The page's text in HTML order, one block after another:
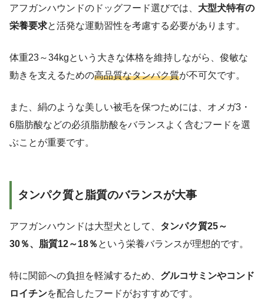
アフガンハウンドのドッグフード選びでは、 大型犬特有の
栄養要求と活発な運動習性を考慮する必要があります。
体重23～34kgという大きな体格を維持しながら、俊敏な
動きを支えるための高品質なタンパク質が不可欠です。
また、絹のような美しい被毛を保つためには、オメガ3・
6脂肪酸などの必須脂肪酸をバランスよく含むフードを選
ぶことが重要です。
タンパク質と脂質のバランスが大事
アフガンハウンドは大型犬として、 タンパク質25～
30％、脂質12～18％ という栄養バランスが理想的です。
特に関節への負担を軽減するため、 グルコサミンやコンド
ロイチンを配合したフードがおすすめです。